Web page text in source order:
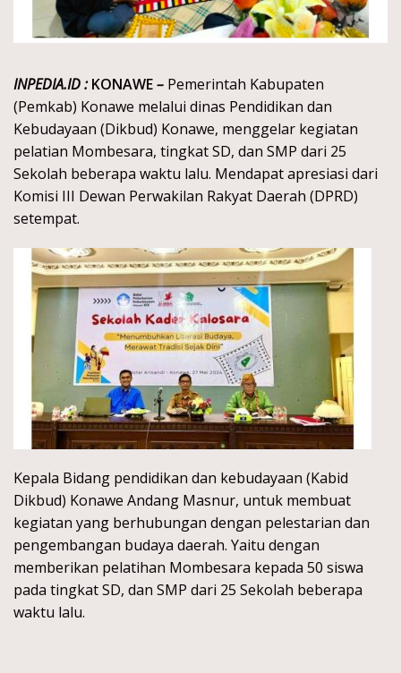
INPEDIA.ID :KONAWE– Pemerintah Kabupaten
(Pemkab) Konawe melalui dinas Pendidikan dan
Kebudayaan (Dikbud) Konawe, menggelar kegiatan
pelatian Mombesara, tingkat SD, dan SMP dari 25
Sekolah beberapa waktu lalu. Mendapat apresiasi dari
Komisi III Dewan Perwakilan Rakyat Daerah (DPRD)
setempat.
Kepala Bidang pendidikan dan kebudayaan (Kabid
Dikbud) Konawe Andang Masnur, untuk membuat
kegiatan yang berhubungan dengan pelestarian dan
pengembangan budaya daerah. Yaitu dengan
memberikan pelatihan Mombesara kepada 50 siswa
pada tingkat SD, dan SMP dari 25 Sekolah beberapa
waktu lalu.